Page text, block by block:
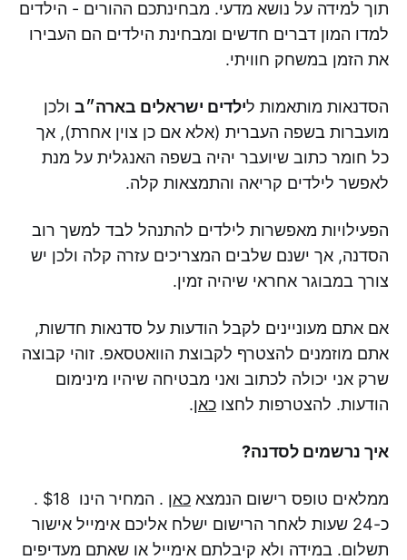
תוך למידה על נושא מדעי. מבחינתכם ההורים - הילדים
למדו המון דברים חדשים ומבחינת הילדים הם העבירו
את הזמן במשחק חוויתי.
הסדנאות מותאמות לילדים ישראלים בארה״ב ולכן
מועברות בשפה העברית (אלא אם כן צוין אחרת), אך
כל חומר כתוב שיועבר יהיה בשפה האנגלית על מנת
לאפשר לילדים קריאה והתמצאות קלה.
הפעילויות מאפשרות לילדים להתנהל לבד למשך רוב
הסדנה, אך ישנם שלבים המצריכים עזרה קלה ולכן יש
צורך במבוגר אחראי שיהיה זמין.
אם אתם מעוניינים לקבל הודעות על סדנאות חדשות,
אתם מוזמנים להצטרף לקבוצת הוואטסאפ. זוהי קבוצה
שרק אני יכולה לכתוב ואני מבטיחה שיהיו מינימום
הודעות. להצטרפות לחצו כאן.
איך נרשמים לסדנה?
ממלאים טופס רישום הנמצא כאן
. המחיר הינו $18 .
כ-24 שעות לאחר הרישום ישלח אליכם אימייל אישור
תשלום. במידה ולא קיבלתם אימייל או שאתם מעדיפים